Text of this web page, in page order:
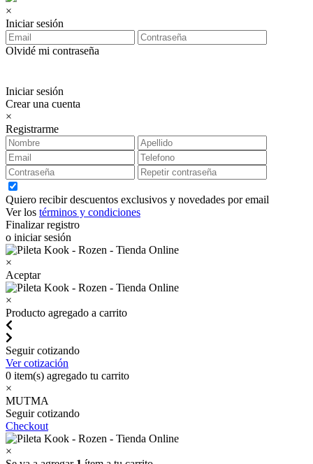
×
Iniciar sesión
Olvidé mi contraseña
Iniciar sesión
Crear una cuenta
×
Registrarme
Quiero recibir descuentos exclusivos y novedades por email
Ver los términos y condiciones
Finalizar registro
o iniciar sesión
×
Aceptar
×
Producto agregado a carrito
Seguir cotizando
Ver cotización
0 item(s) agregado tu carrito
×
MUTMA
Seguir cotizando
Checkout
×